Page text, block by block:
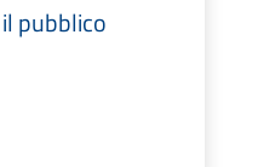
pubblico